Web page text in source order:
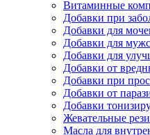
Витаминные
Добавки при
Добавки для
Добавки для
Добавки для
Добавки от
Добавки при
Добавки от
Добавки
Жевательные
Масла для